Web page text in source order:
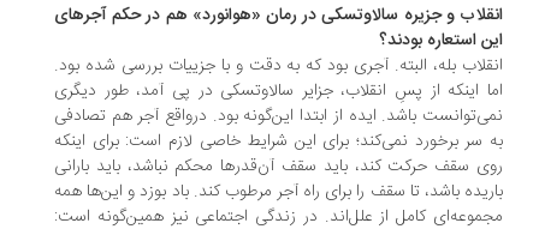
و جزیره سالاوتسکی در رمان «هوانورد» هم در حکم آجرهای
استعاره بودند؟
بله، البته. آجری بود که به دقت و با جزییات بررسی شده بود.
اینکه از پسِ انقلاب، جزایر سالاوتسکی در پی آمد، طور دیگری
باشد. ایده از ابتدا این‌گونه بود. درواقع آجر هم تصادفی
سر برخورد نمی‌کند؛ برای این شرایط خاصی لازم است: برای اینکه
سقف حرکت کند، باید سقف آن‌قدرها محکم نباشد، باید بارانی
باشد، تا سقف را برای راه آجر مرطوب کند. باد بوزد و این‌ها همه
کامل از علل‌اند. در زندگی اجتماعی نیز همین‌گونه است: